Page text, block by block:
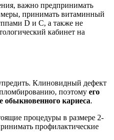
важно предпринимать
принимать витаминный
D и С, а также не
кабинет на
Клиновидный дефект
поэтому его
обыкновенного кариеса.
процедуры в размере 2-
профилактические